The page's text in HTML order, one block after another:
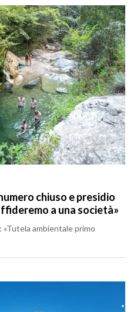
chiuso e presidio
a una società»
«Tutela ambientale primo